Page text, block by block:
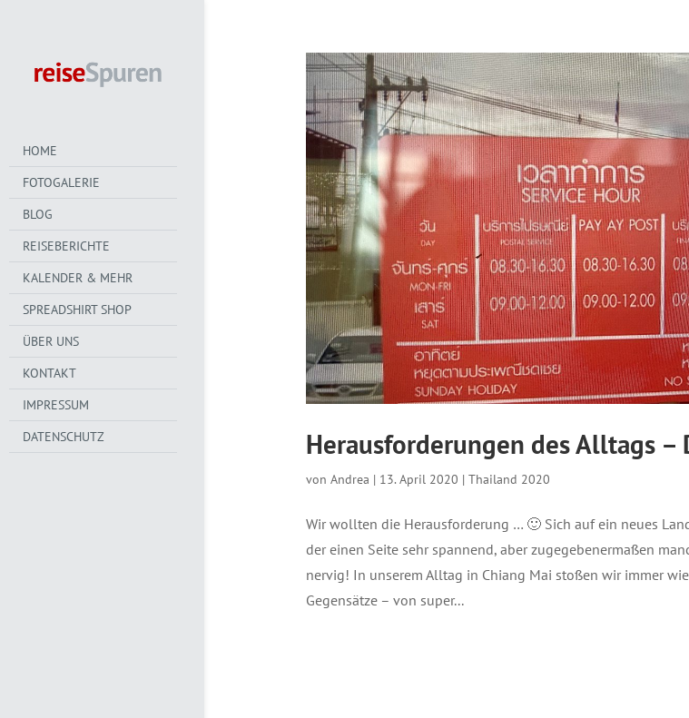
HOME
FOTOGALERIE
BLOG
REISEBERICHTE
KALENDER & MEHR
SPREADSHIRT SHOP
ÜBER UNS
KONTAKT
IMPRESSUM
DATENSCHUTZ
Herausforderungen des Alltags
von Andrea | 13. April 2020 | Thailand 2020
Wir wollten die Herausforderung … 🙂 Sich auf ein neues
der einen Seite sehr spannend, aber zugegebenermaßen
nervig! In unserem Alltag in Chiang Mai stoßen wir immer
Gegensätze – von super...